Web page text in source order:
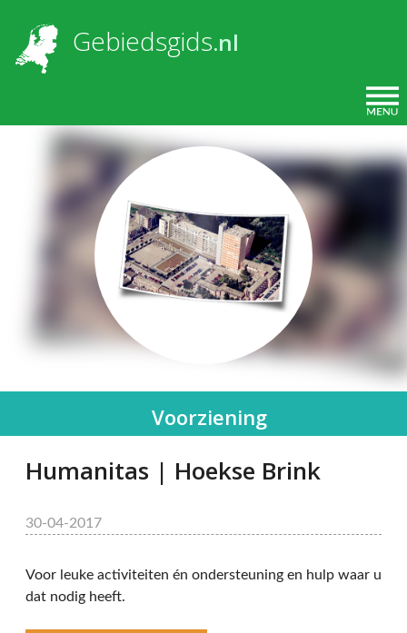
Voorziening
Gebiedsgids.nl
Humanitas | Hoekse Brink
30-04-2017
Voor leuke activiteiten én ondersteuning en hulp waar u
dat nodig heeft.